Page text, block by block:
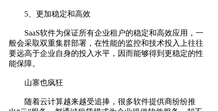
5、更加稳定和高效
SaaS软件为保证所有企业租户的稳定和高效应用，一
般会采取双重集群部署，在性能的监控和技术投入上往往
要远高于企业自身的投入水平，因而能够得到更稳定的性
能保障。
山寨也疯狂
随着云计算越来越受追捧，很多软件提供商纷纷推